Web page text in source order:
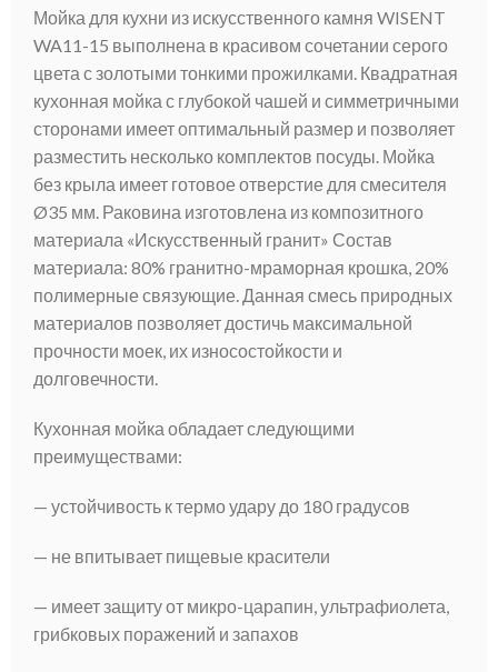
Мойка для кухни из искусственного камня WISENT
WA11-15 выполнена в красивом сочетании серого
цвета с золотыми тонкими прожилками. Квадратная
кухонная мойка с глубокой чашей и симметричными
сторонами имеет оптимальный размер и позволяет
разместить несколько комплектов посуды. Мойка
без крыла имеет готовое отверстие для смесителя
Ø35 мм. Раковина изготовлена из композитного
материала «Искусственный гранит» Состав
материала: 80% гранитно-мраморная крошка, 20%
полимерные связующие. Данная смесь природных
материалов позволяет достичь максимальной
прочности моек, их износостойкости и
долговечности.
Кухонная мойка обладает следующими
преимуществами:
— устойчивость к термо удару до 180 градусов
— не впитывает пищевые красители
— имеет защиту от микро-царапин, ультрафиолета,
грибковых поражений и запахов